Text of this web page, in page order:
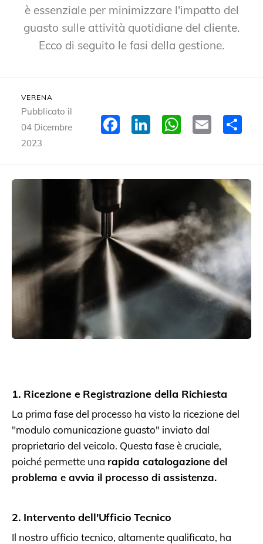
è essenziale per minimizzare l'impatto del
guasto sulle attività quotidiane del cliente.
Ecco di seguito le fasi della gestione.
VERENA
Pubblicato il
04 Dicembre
2023
Facebook
LinkedIn Email
1. Ricezione e Registrazione della Richiesta
La prima fase del processo ha visto la ricezione del
"modulo comunicazione guasto" inviato dal
proprietario del veicolo. Questa fase è cruciale,
poiché permette una rapida catalogazione del
problema e avvia il processo di assistenza.
2. Intervento dell'Ufficio Tecnico
Il nostro ufficio tecnico, altamente qualificato, ha